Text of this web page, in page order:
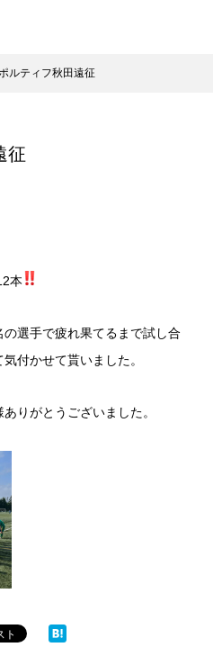
ルティフ秋田遠征
征
本
選手で疲れ果てるまで試し合
付かせて貰いました。
りがとうございました。